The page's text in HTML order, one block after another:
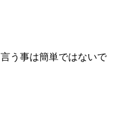
う事は簡単ではないで